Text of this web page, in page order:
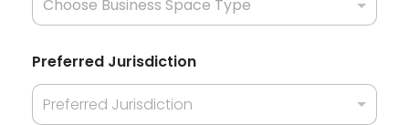
Preferred Jurisdiction
Preferred Jurisdiction